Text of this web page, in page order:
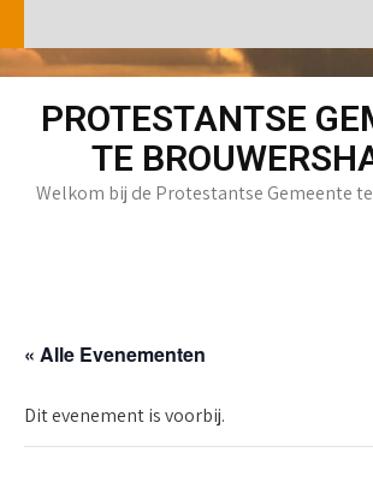
to
content
PROTESTANTSE
TE
Welkom bij de Protestantse Gemeente
« Alle Evenementen
Dit evenement is voorbij.